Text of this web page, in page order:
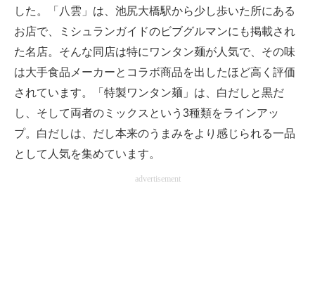
した。「八雲」は、池尻大橋駅から少し歩いた所にある
お店で、ミシュランガイドのビブグルマンにも掲載され
た名店。そんな同店は特にワンタン麺が人気で、その味
は大手食品メーカーとコラボ商品を出したほど高く評価
されています。「特製ワンタン麺」は、白だしと黒だ
し、そして両者のミックスという3種類をラインアッ
プ。白だしは、だし本来のうまみをより感じられる一品
として人気を集めています。
advertisement